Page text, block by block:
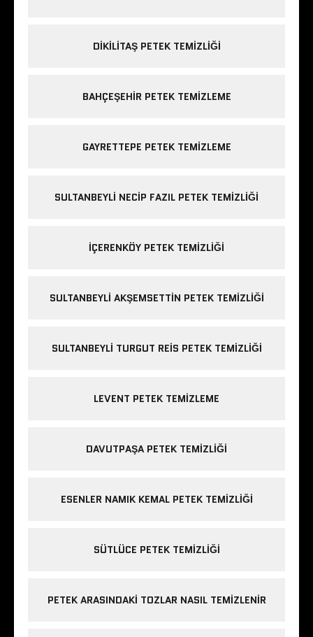
DIKILITAŞ PETEK TEMIZLIĞI
BAHÇEŞEHIR PETEK TEMIZLEME
GAYRETTEPE PETEK TEMIZLEME
SULTANBEYLI NECIP FAZIL PETEK TEMIZLIĞI
IÇERENKÖY PETEK TEMIZLIĞI
SULTANBEYLI AKŞEMSETTIN PETEK TEMIZLIĞI
SULTANBEYLI TURGUT REIS PETEK TEMIZLIĞI
LEVENT PETEK TEMIZLEME
DAVUTPAŞA PETEK TEMIZLIĞI
ESENLER NAMIK KEMAL PETEK TEMIZLIĞI
SÜTLÜCE PETEK TEMIZLIĞI
PETEK ARASINDAKI TOZLAR NASIL TEMIZLENIR